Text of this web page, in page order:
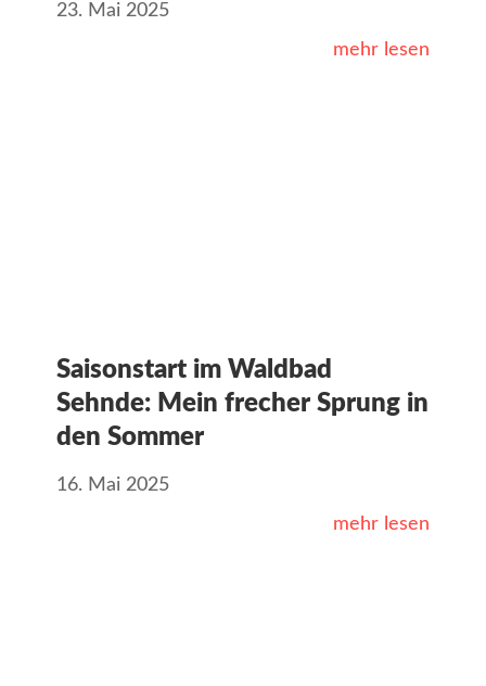
23. Mai 2025
mehr lesen
Saisonstart im Waldbad
Sehnde: Mein frecher Sprung in
den Sommer
16. Mai 2025
mehr lesen